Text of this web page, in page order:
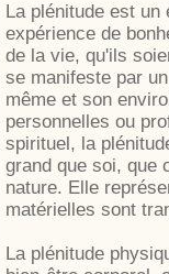
La plénitude est
expérience de
de la vie, qu'ils
se manifeste par
même et son
personnelles ou
spirituel, la
grand que soi, que
nature. Elle
matérielles sont
La plénitude